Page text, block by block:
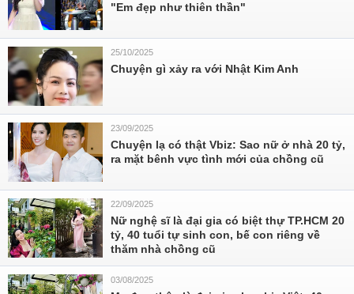
"Em đẹp như thiên thần"
25/10/2025
Chuyện gì xảy ra với Nhật Kim Anh
23/09/2025
Chuyện lạ có thật Vbiz: Sao nữ ở nhà 20 tỷ,
ra mặt bênh vực tình mới của chồng cũ
22/09/2025
Nữ nghệ sĩ là đại gia có biệt thự TP.HCM 20
tỷ, 40 tuổi tự sinh con, bế con riêng về
thăm nhà chồng cũ
03/08/2025